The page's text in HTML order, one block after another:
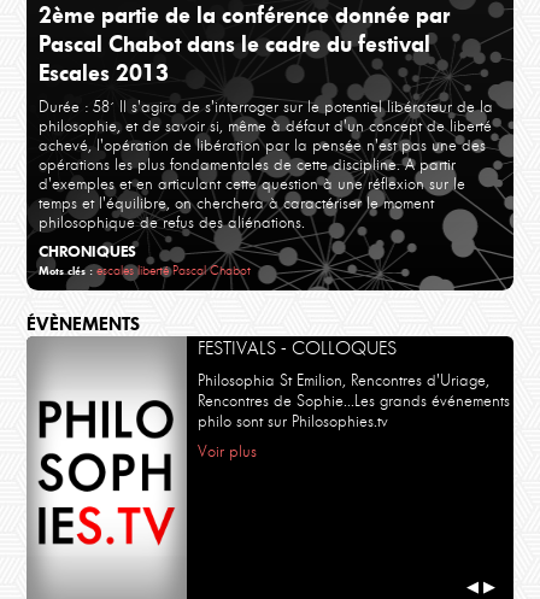
2ème partie de la conférence donnée par
Pascal Chabot dans le cadre du festival
Escales 2013
Durée : 58´ Il s'agira de s'interroger sur le potentiel libérateur de la
philosophie, et de savoir si, même à défaut d'un concept de liberté
achevé, l'opération de libération par la pensée n'est pas une des
opérations les plus fondamentales de cette discipline. A partir
d'exemples et en articulant cette question à une réflexion sur le
temps et l'équilibre, on cherchera à caractériser le moment
philosophique de refus des aliénations.
CHRONIQUES
Mots clés : escales liberté Pascal Chabot
ÉVÈNEMENTS
FESTIVALS - COLLOQUES
Philosophia St Emilion, Rencontres d'Uriage,
Rencontres de Sophie...Les grands événements
philo sont sur Philosophies.tv
Voir plus
◀ ▶